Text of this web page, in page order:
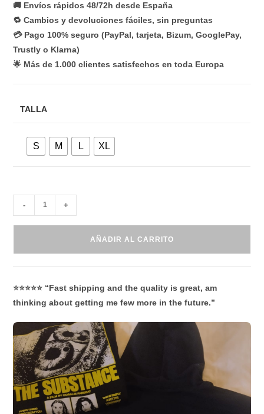
🚚 Envíos rápidos 48/72h desde España
🔁 Cambios y devoluciones fáciles, sin preguntas
💳 Pago 100% seguro (PayPal, tarjeta, Bizum, GooglePay,
Trustly o Klarna)
🌟 Más de 1.000 clientes satisfechos en toda Europa
TALLA
S M L XL
- +
AÑADIR AL CARRITO
⭐⭐⭐⭐⭐ “Fast shipping and the quality is great, am
thinking about getting me few more in the future.”